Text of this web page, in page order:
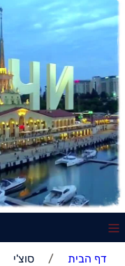
דף הבית / סוצ'י